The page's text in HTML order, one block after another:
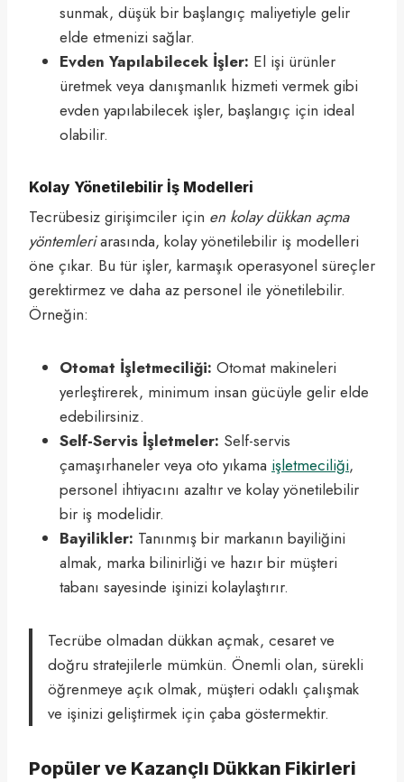
sunmak, düşük bir başlangıç maliyetiyle gelir
elde etmenizi sağlar.
Evden Yapılabilecek İşler: El işi ürünler
üretmek veya danışmanlık hizmeti vermek gibi
evden yapılabilecek işler, başlangıç için ideal
olabilir.
Kolay Yönetilebilir İş Modelleri
Tecrübesiz girişimciler için en kolay dükkan açma
yöntemleriarasında, kolay yönetilebilir iş modelleri
öne çıkar. Bu tür işler, karmaşık operasyonel süreçler
gerektirmez ve daha az personel ile yönetilebilir.
Örneğin:
Otomat İşletmeciliği: Otomat makineleri
yerleştirerek, minimum insan gücüyle gelir elde
edebilirsiniz.
Self-Servis İşletmeler: Self-servis
çamaşırhaneler veya oto yıkama işletmeciliği,
personel ihtiyacını azaltır ve kolay yönetilebilir
bir iş modelidir.
Bayilikler: Tanınmış bir markanın bayiliğini
almak, marka bilinirliği ve hazır bir müşteri
tabanı sayesinde işinizi kolaylaştırır.
Tecrübe olmadan dükkan açmak, cesaret ve
doğru stratejilerle mümkün. Önemli olan, sürekli
öğrenmeye açık olmak, müşteri odaklı çalışmak
ve işinizi geliştirmek için çaba göstermektir.
Popüler ve Kazançlı Dükkan Fikirleri